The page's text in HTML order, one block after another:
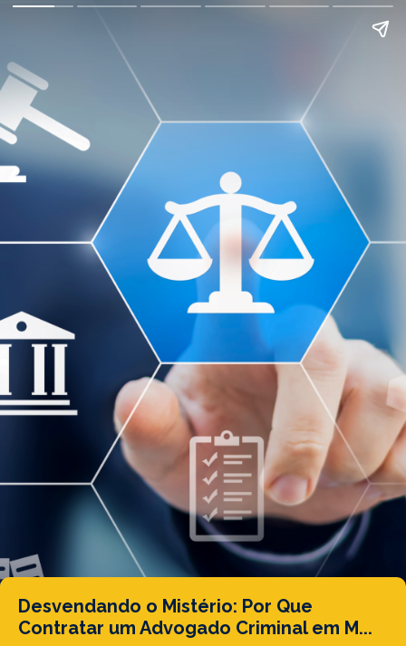
Desvendando o Mistério: Por Que
Contratar um Advogado Criminal em M...